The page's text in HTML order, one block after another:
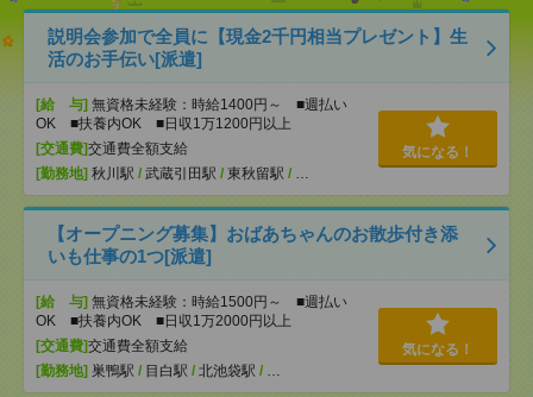
説明会参加で全員に【現金2千円相当プレゼント】生
活のお手伝い[派遣]
[給 与] 無資格未経験：時給1400円～ ■週払い
OK ■扶養内OK ■日収1万1200円以上
[交通費]交通費全額支給
[勤務地] 秋川駅 / 武蔵引田駅 / 東秋留駅 / …
気になる！
【オープニング募集】おばあちゃんのお散歩付き添
いも仕事の1つ[派遣]
[給 与] 無資格未経験：時給1500円～ ■週払い
OK ■扶養内OK ■日収1万2000円以上
[交通費]交通費全額支給
[勤務地] 巣鴨駅 / 目白駅 / 北池袋駅 / …
気になる！